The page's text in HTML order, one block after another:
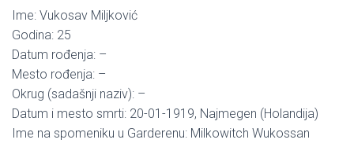
Ime: Vukosav Miljković
Godina: 25
Datum rođenja: –
Mesto rođenja: –
Okrug (sadašnji naziv): –
Datum i mesto smrti: 20-01-1919, Najmegen (Holandija)
Ime na spomeniku u Garderenu: Milkowitch Wukossan